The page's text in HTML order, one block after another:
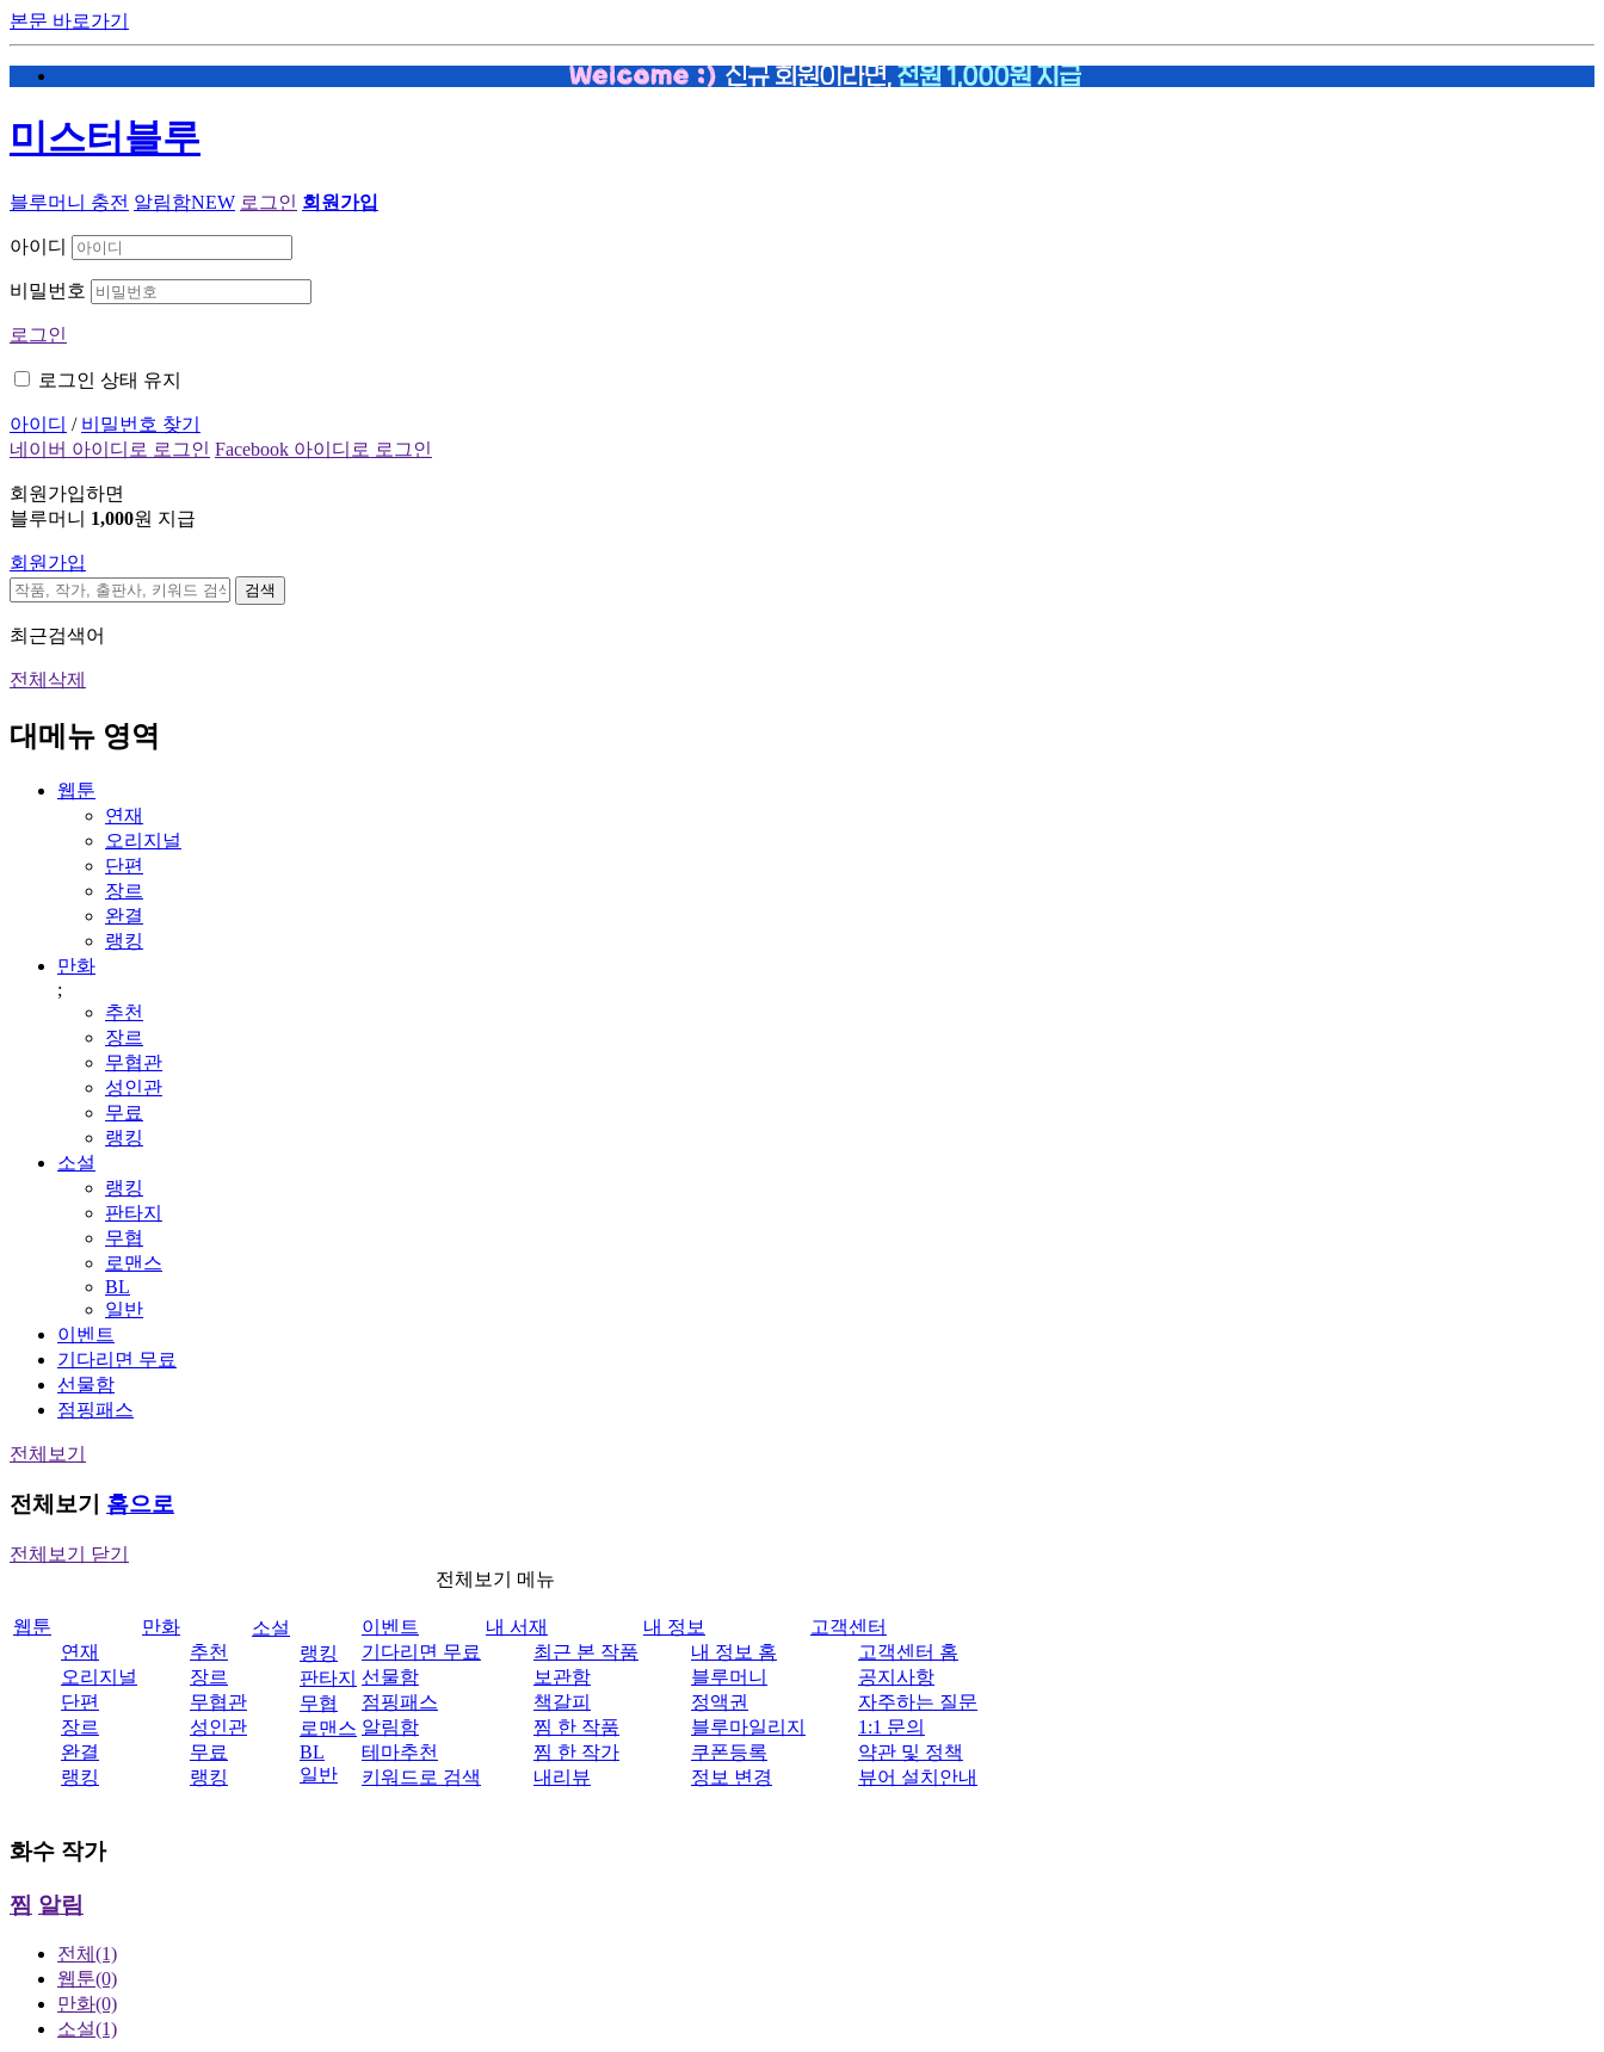
본문 바로가기
미스터블루
블루머니 충전 알림함NEW 로그인 회원가입
아이디
비밀번호
로그인
로그인 상태 유지
아이디 / 비밀번호 찾기
네이버 아이디로 로그인 Facebook 아이디로 로그인
회원가입하면
블루머니 1,000원 지급
회원가입
검색
최근검색어
전체삭제
대메뉴 영역
웹툰
연재
오리지널
단편
장르
완결
랭킹
만화
;
추천
장르
무협관
성인관
무료
랭킹
소설
랭킹
판타지
무협
로맨스
BL
일반
이벤트
기다리면 무료
선물함
점핑패스
전체보기
전체보기 홈으로
전체보기 닫기
전체보기 메뉴
웹툰
연재
오리지널
단편
장르
완결
랭킹
만화
추천
장르
무협관
성인관
무료
랭킹
소설
랭킹
판타지
무협
로맨스
BL
일반
이벤트
기다리면 무료
선물함
점핑패스
알림함
테마추천
키워드로 검색
내 서재
최근 본 작품
보관함
책갈피
찜 한 작품
찜 한 작가
내리뷰
내 정보
내 정보 홈
블루머니
정액권
블루마일리지
쿠폰등록
정보 변경
고객센터
고객센터 홈
공지사항
자주하는 질문
1:1 문의
약관 및 정책
뷰어 설치안내
화수 작가
찜 알림
전체 (1)
웹툰(0)
만화(0)
소설(1)